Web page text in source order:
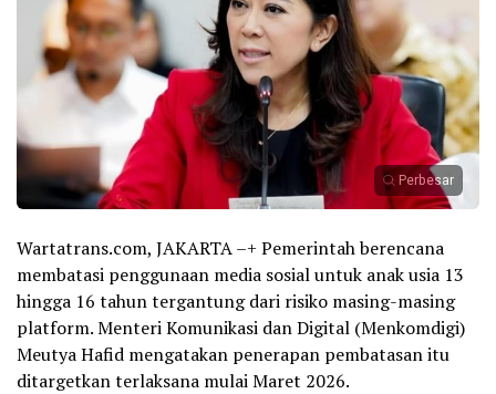
Perbesar
Wartatrans.com, JAKARTA –+ Pemerintah berencana
membatasi penggunaan media sosial untuk anak usia 13
hingga 16 tahun tergantung dari risiko masing-masing
platform. Menteri Komunikasi dan Digital (Menkomdigi)
Meutya Hafid mengatakan penerapan pembatasan itu
ditargetkan terlaksana mulai Maret 2026.